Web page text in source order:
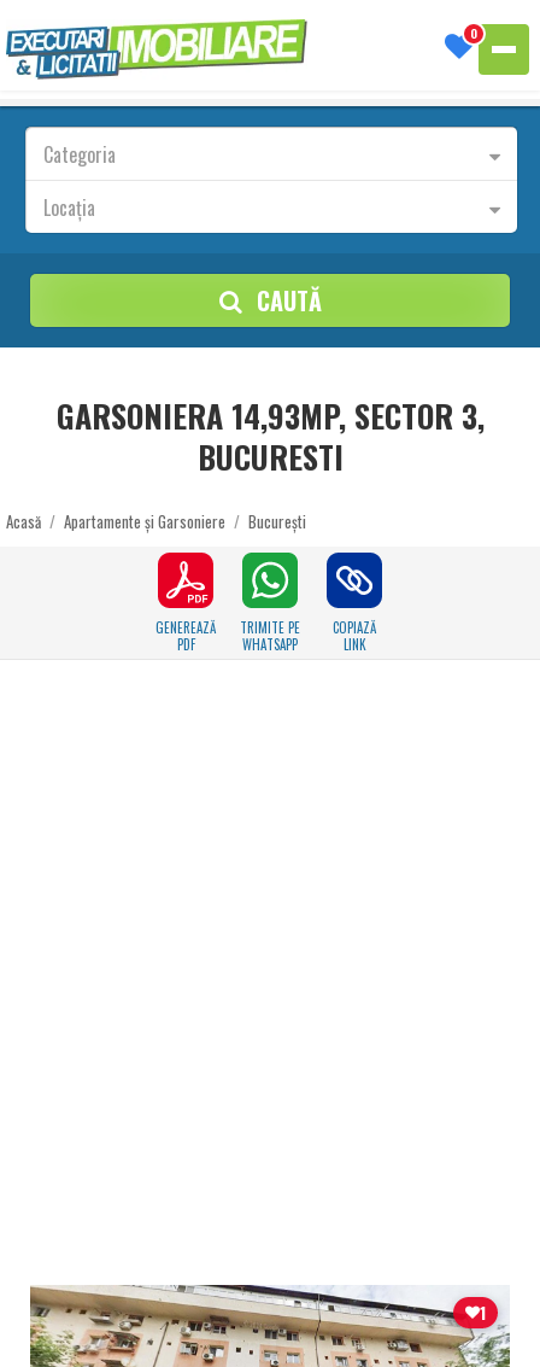
0
Categoria
Locația
CAUTĂ
GARSONIERA 14,93MP, SECTOR 3,
BUCURESTI
Acasă / Apartamente și Garsoniere / București
GENEREAZĂ
PDF
TRIMITE PE
WHATSAPP
COPIAZĂ
LINK
1